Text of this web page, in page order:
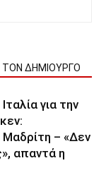
ΤΟΝ ΔΗΜΙΟΥΡΓΟ
για την
– «Δεν
απαντά η